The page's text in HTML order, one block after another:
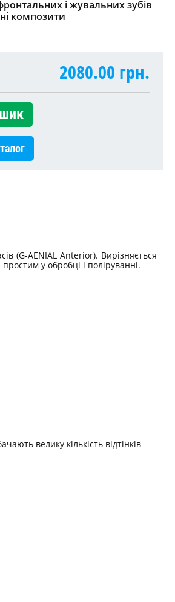
і жувальних зубів
композити
2080.00 грн.
(G-AENIAL Anterior). Вирізняється
у обробці і поліруванні.
велику кількість відтінків